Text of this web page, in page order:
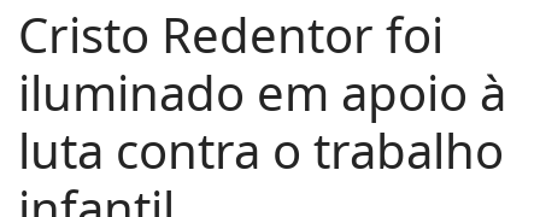
Cristo Redentor foi
iluminado em apoio à
luta contra o trabalho